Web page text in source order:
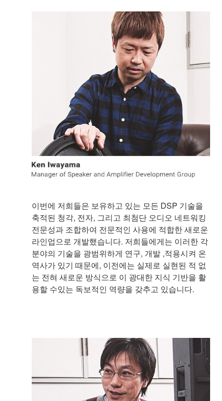
이번에 저희들은 보유하고 있는 모든 DSP 기술을
축적된 청각, 전자, 그리고 최첨단 오디오 네트워킹
전문성과 조합하여 전문적인 사용에 적합한 새로운
라인업으로 개발했습니다. 저희들에게는 이러한 각
분야의 기술을 광범위하게 연구, 개발 ,적용시켜 온
역사가 있기 때문에, 이전에는 실제로 실현된 적 없
는 전혀 새로운 방식으로 이 광대한 지식 기반을 활
용할 수있는 독보적인 역량을 갖추고 있습니다.